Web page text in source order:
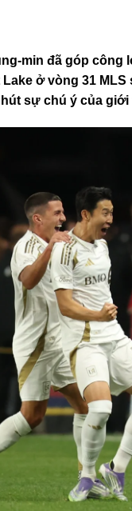
min đã góp công
ở vòng 31
sự chú ý của